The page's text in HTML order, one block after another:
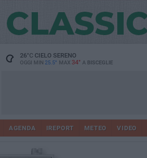
26°CCIELO SERENO
OGGI MIN 25.5° MAX 34° A BISCEGLIE
AGENDA IREPORT METEO VIDEO